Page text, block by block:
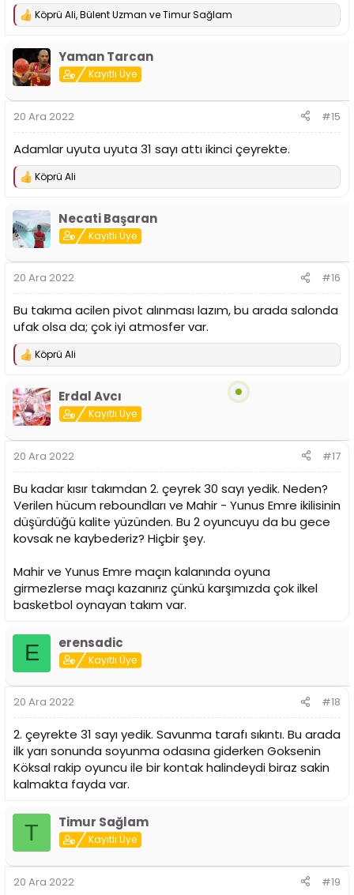
T
p
k
i
l
:
Köprü Ali,Bülent Uzman veTimur Sağlam
Yaman Tarcan
Kayıtlı Üye
20 Ara 2022 #15
Adamlar uyuta uyuta 31 sayı attı ikinci çeyrekte.
T
k
i
l
:
Köprü Ali
Necati Başaran
Kayıtlı Üye
20 Ara 2022 #16
Bu takıma acilen pivot alınması lazım, bu arada salonda
ufak olsa da; çok iyi atmosfer var.
T
p
k
i
l
:
Köprü Ali
Erdal Avcı
Kayıtlı Üye
20 Ara 2022 #17
Bu kadar kısır takımdan 2. çeyrek 30 sayı yedik. Neden?
Verilen hücum reboundları ve Mahir - Yunus Emre ikilisinin
düşürdüğü kalite yüzünden. Bu 2 oyuncuyu da bu gece
kovsak ne kaybederiz? Hiçbir şey.
Mahir ve Yunus Emre maçın kalanında oyuna
girmezlerse maçı kazanırız çünkü karşımızda çok ilkel
basketbol oynayan takım var.
E erensadic
Kayıtlı Üye
20 Ara 2022 #18
2. çeyrekte 31 sayı yedik. Savunma tarafı sıkıntı. Bu arada
ilk yarı sonunda soyunma odasına giderken Goksenin
Köksal rakip oyuncu ile bir kontak halindeydi biraz sakin
kalmakta fayda var.
T Timur Sağlam
Kayıtlı Üye
20 Ara 2022 #19